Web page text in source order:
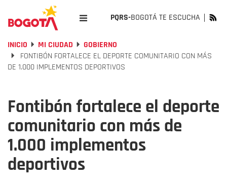
PQRS-BOGOTÁ TE ESCUCHA
INICIO MI CIUDAD
GOBIERNO
FONTIBÓN FORTALECE EL DEPORTE COMUNITARIO CON MÁS
DE 1.000 IMPLEMENTOS DEPORTIVOS
Fontibón fortalece el deporte
comunitario con más de
1.000 implementos
deportivos